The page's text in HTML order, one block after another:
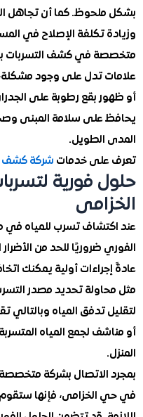
كما أن تجاهل المشكلة
تكلفة الإصلاح في المستقبل.
في كشف التسربات بشكل
تدل على وجود مشكلة، مثل
بقع رطوبة على الجدران
سلامة المبنى وصحة
خدمات شركة كشف تسربات
فورية لتسربات
تسرب للمياه في منزلك
ضروريًا للحد من الأضرار
أولية يمكنك اتخاذها
تحديد مصدر التسرب
تدفق المياه وبالتالي تقليل
لجمع المياه المتسربة لمنع
بشركة متخصصة في
فإنها ستقوم بتقييم